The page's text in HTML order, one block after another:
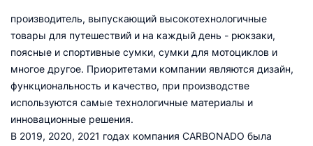
производитель, выпускающий высокотехнологичные
товары для путешествий и на каждый день - рюкзаки,
поясные и спортивные сумки, сумки для мотоциклов и
многое другое. Приоритетами компании являются дизайн,
функциональность и качество, при производстве
используются самые технологичные материалы и
инновационные решения.
В 2019, 2020, 2021 годах компания CARBONADO была